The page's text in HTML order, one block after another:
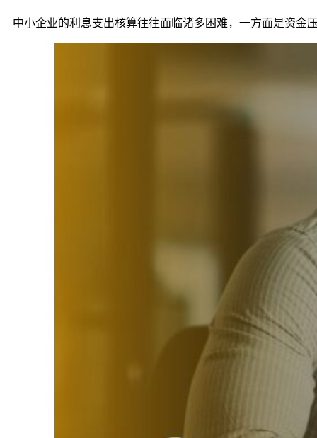
中小企业的利息支出核算往往面临诸多困难，一方面是资金